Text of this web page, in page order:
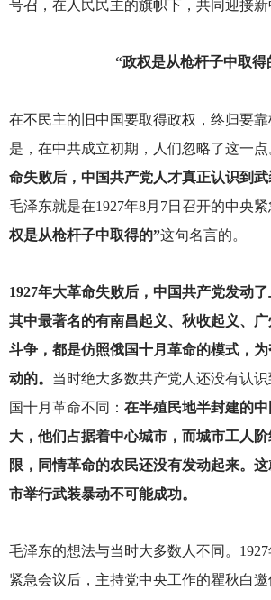
号召，在人民民主的旗帜下，共同迎接新
“政权是从枪杆子中取得
在不民主的旧中国要取得政权，终归要
是，在中共成立初期，人们忽略了这一点
命失败后，中国共产党人才真正认识到武
毛泽东就是在1927年8月7日召开的中央
权是从枪杆子中取得的”这句名言的。
1927年大革命失败后，中国共产党发动了
其中最著名的有南昌起义、秋收起义、
斗争，都是仿照俄国十月革命的模式，
动的。 当时绝大多数共产党人还没有认
国十月革命不同： 在半殖民地半封建的
大，他们占据着中心城市，而城市工人
限，同情革命的农民还没有发动起来。
市举行武装暴动不可能成功。
毛泽东的想法与当时大多数人不同。
紧急会议后，主持党中央工作的瞿秋白